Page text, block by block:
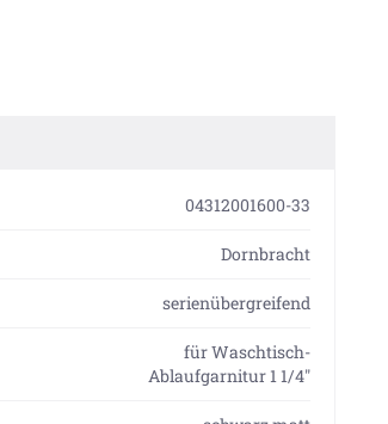
04312001600-33
Dornbracht
serienübergreifend
für Waschtisch-
Ablaufgarnitur 1 1/4"